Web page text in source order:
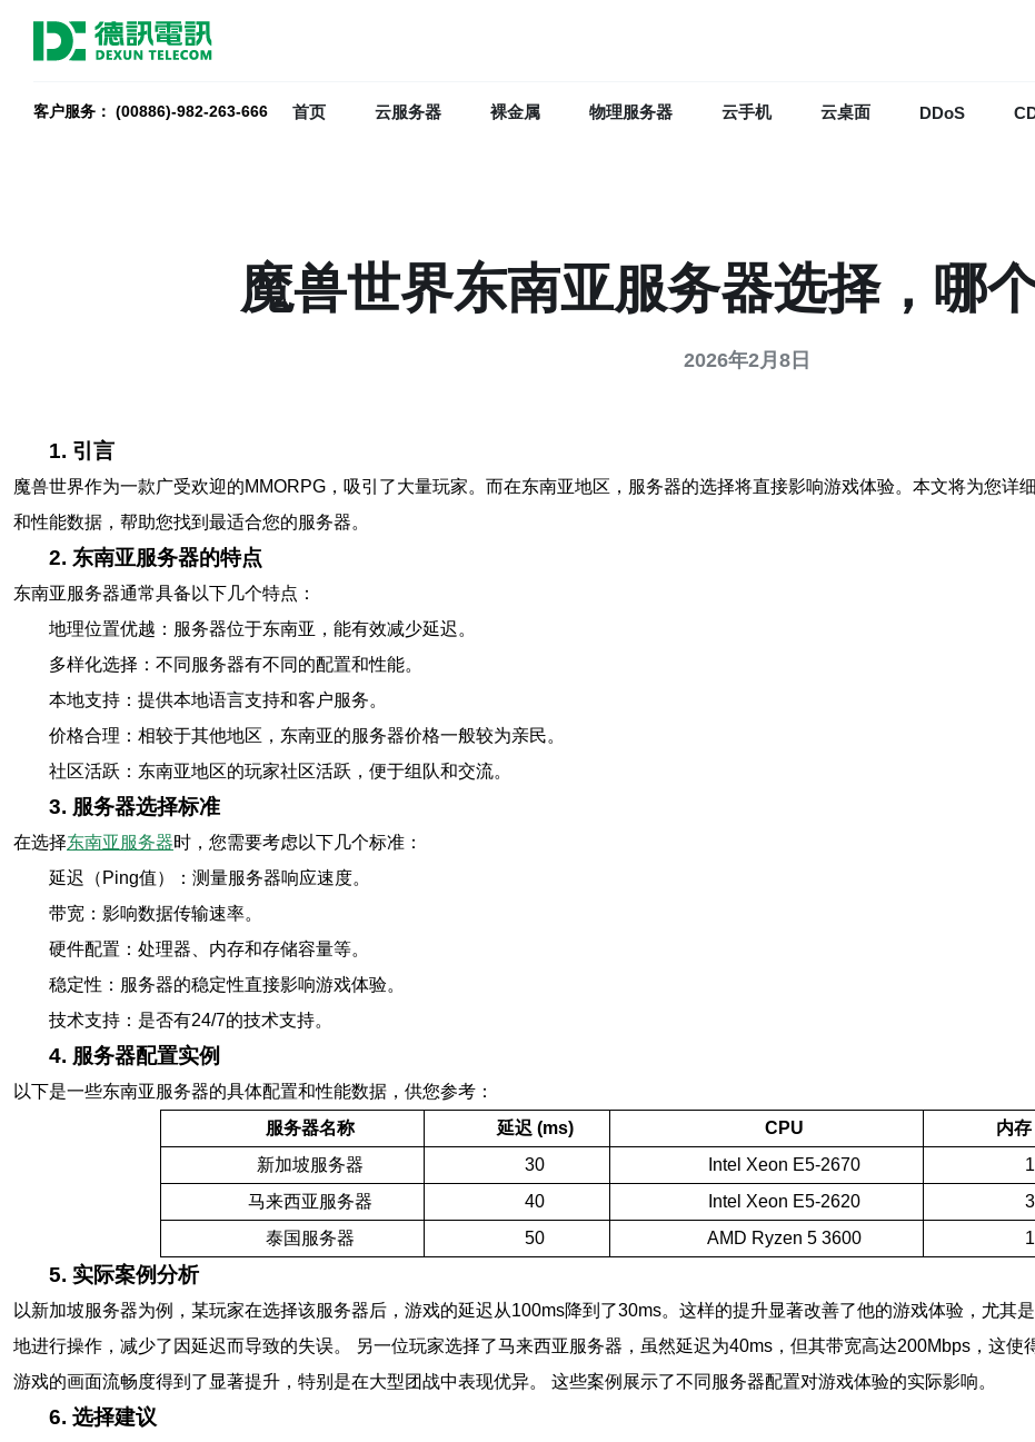
客户服务： (00886)-982-263-666 首页 云服务器 裸金属 物理服务器 云手机 云桌面 DDoS
魔兽世界东南亚服务器选择，哪
2026年2月8日
1. 引言
魔兽世界作为一款广受欢迎的MMORPG，吸引了大量玩家。而在东南亚地区，服务器的选择将直接影响游戏体验。本文将为您详
和性能数据，帮助您找到最适合您的服务器。
2. 东南亚服务器的特点
东南亚服务器通常具备以下几个特点：
地理位置优越：服务器位于东南亚，能有效减少延迟。
多样化选择：不同服务器有不同的配置和性能。
本地支持：提供本地语言支持和客户服务。
价格合理：相较于其他地区，东南亚的服务器价格一般较为亲民。
社区活跃：东南亚地区的玩家社区活跃，便于组队和交流。
3. 服务器选择标准
在选择东南亚服务器时，您需要考虑以下几个标准：
延迟（Ping值）：测量服务器响应速度。
带宽：影响数据传输速率。
硬件配置：处理器、内存和存储容量等。
稳定性：服务器的稳定性直接影响游戏体验。
技术支持：是否有24/7的技术支持。
4. 服务器配置实例
以下是一些东南亚服务器的具体配置和性能数据，供您参考：
服务器名称
延迟 (ms) CPU 内
新加坡服务器
30 Intel Xeon E5-2670
马来西亚服务器
40 Intel Xeon E5-2620
泰国服务器
50 AMD Ryzen 5 3600
5. 实际案例分析
以新加坡服务器为例，某玩家在选择该服务器后，游戏的延迟从100ms降到了30ms。这样的提升显著改善了他的游戏体验，尤其
地进行操作，减少了因延迟而导致的失误。 另一位玩家选择了马来西亚服务器，虽然延迟为40ms，但其带宽高达200Mbps，这使
游戏的画面流畅度得到了显著提升，特别是在大型团战中表现优异。 这些案例展示了不同服务器配置对游戏体验的实际影响。
6. 选择建议